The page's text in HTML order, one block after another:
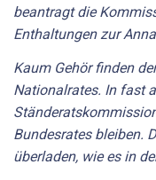
beantragt die
Enthaltungen zur
Kaum Gehör finden
Nationalrates. In fast
Bundesrates bleiben.
überladen, wie es in